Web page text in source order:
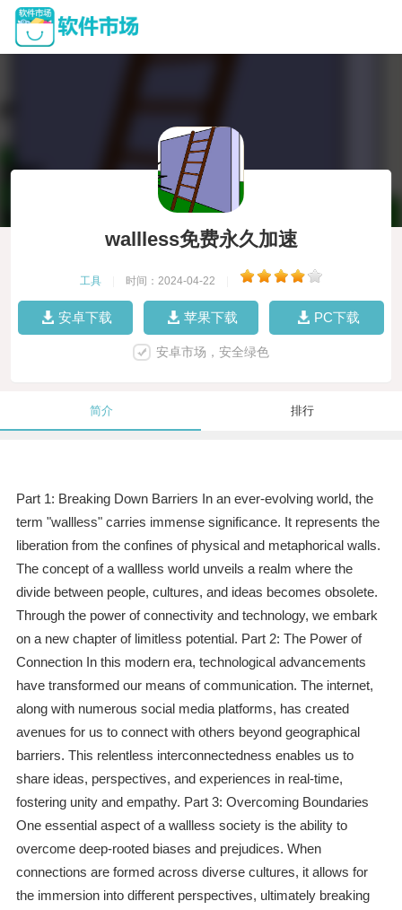
wallless免费永久加速
工具 时间：2024-04-22
安卓下载 苹果下载 PC下载
安卓市场，安全绿色
简介 排行
Part 1: Breaking Down Barriers In an ever-evolving world, the
term "wallless" carries immense significance. It represents the
liberation from the confines of physical and metaphorical walls.
The concept of a wallless world unveils a realm where the
divide between people, cultures, and ideas becomes obsolete.
Through the power of connectivity and technology, we embark
on a new chapter of limitless potential. Part 2: The Power of
Connection In this modern era, technological advancements
have transformed our means of communication. The internet,
along with numerous social media platforms, has created
avenues for us to connect with others beyond geographical
barriers. This relentless interconnectedness enables us to
share ideas, perspectives, and experiences in real-time,
fostering unity and empathy. Part 3: Overcoming Boundaries
One essential aspect of a wallless society is the ability to
overcome deep-rooted biases and prejudices. When
connections are formed across diverse cultures, it allows for
the immersion into different perspectives, ultimately breaking